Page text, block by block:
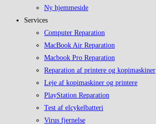
Ny hjemmeside
Services
Computer Reparation
MacBook Air Reparation
Macbook Pro Reparation
Reparation af printere og kopimaskiner
Leje af kopimaskiner og printere
PlayStation Reparation
Test af elcykelbatteri
Virus fjernelse